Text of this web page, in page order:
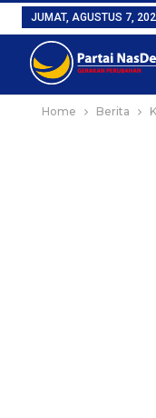
JUMAT, AGUSTUS 7,
Home Berita